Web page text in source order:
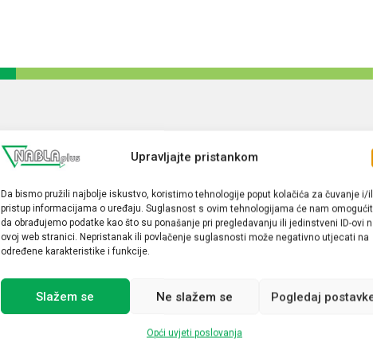
Upravljajte pristankom
Da bismo pružili najbolje iskustvo, koristimo tehnologije poput kolačića za čuvanje i/
pristup informacijama o uređaju. Suglasnost s ovim tehnologijama će nam
da obrađujemo podatke kao što su ponašanje pri pregledavanju ili jedinstveni ID-ovi
ovoj web stranici. Nepristanak ili povlačenje suglasnosti može negativno utjecati na
određene karakteristike i funkcije.
Slažem se Ne slažem se Pogledaj
Opći uvjeti poslovanja